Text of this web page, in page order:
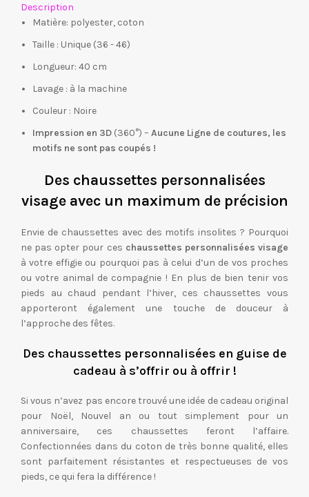
Description
Matière: polyester, coton
Taille : Unique (36 - 46)
Longueur: 40 cm
Lavage : à la machine
Couleur : Noire
Impression en 3D (360°) – Aucune Ligne de coutures, les
motifs ne sont pas coupés !
Des chaussettes personnalisées
visage avec un maximum de précision
Envie de chaussettes avec des motifs insolites ? Pourquoi
ne pas opter pour ces chaussettes personnalisées visage
à votre effigie ou pourquoi pas à celui d’un de vos proches
ou votre animal de compagnie ! En plus de bien tenir vos
pieds au chaud pendant l’hiver, ces chaussettes vous
apporteront également une touche de douceur à
l’approche des fêtes.
Des chaussettes personnalisées en guise de
cadeau à s’offrir ou à offrir !
Si vous n’avez pas encore trouvé une idée de cadeau original
pour Noël, Nouvel an ou tout simplement pour un
anniversaire, ces chaussettes feront l’affaire.
Confectionnées dans du coton de très bonne qualité, elles
sont parfaitement résistantes et respectueuses de vos
pieds, ce qui fera la différence !